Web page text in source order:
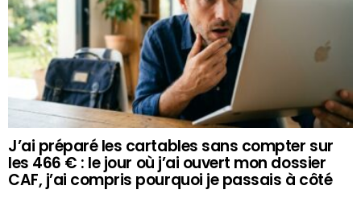
J’ai préparé les cartables sans compter sur
les 466 € : le jour où j’ai ouvert mon dossier
CAF, j’ai compris pourquoi je passais à côté